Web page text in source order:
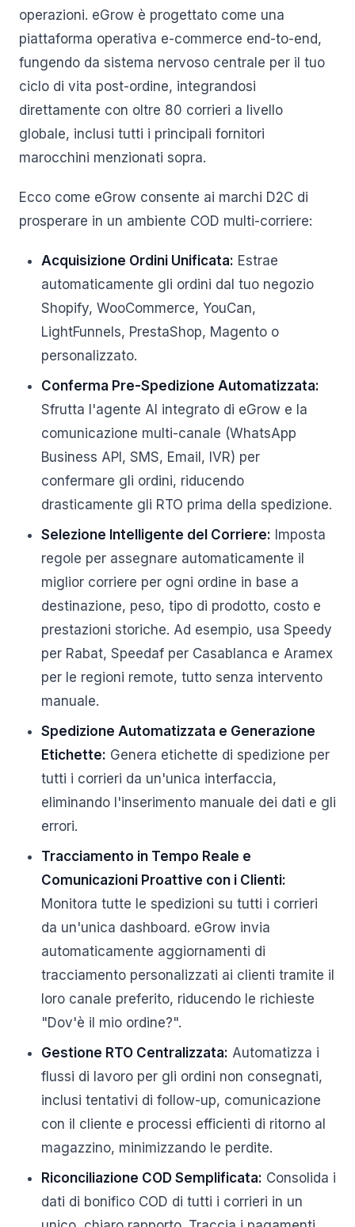
operazioni. eGrow è progettato come una
piattaforma operativa e-commerce end-to-end,
fungendo da sistema nervoso centrale per il tuo
ciclo di vita post-ordine, integrandosi
direttamente con oltre 80 corrieri a livello
globale, inclusi tutti i principali fornitori
marocchini menzionati sopra.
Ecco come eGrow consente ai marchi D2C di
prosperare in un ambiente COD multi-corriere:
Acquisizione Ordini Unificata: Estrae
automaticamente gli ordini dal tuo negozio
Shopify, WooCommerce, YouCan,
LightFunnels, PrestaShop, Magento o
personalizzato.
Conferma Pre-Spedizione Automatizzata:
Sfrutta l'agente AI integrato di eGrow e la
comunicazione multi-canale (WhatsApp
Business API, SMS, Email, IVR) per
confermare gli ordini, riducendo
drasticamente gli RTO prima della spedizione.
Selezione Intelligente del Corriere: Imposta
regole per assegnare automaticamente il
miglior corriere per ogni ordine in base a
destinazione, peso, tipo di prodotto, costo e
prestazioni storiche. Ad esempio, usa Speedy
per Rabat, Speedaf per Casablanca e Aramex
per le regioni remote, tutto senza intervento
manuale.
Spedizione Automatizzata e Generazione
Etichette: Genera etichette di spedizione per
tutti i corrieri da un'unica interfaccia,
eliminando l'inserimento manuale dei dati e gli
errori.
Tracciamento in Tempo Reale e
Comunicazioni Proattive con i Clienti:
Monitora tutte le spedizioni su tutti i corrieri
da un'unica dashboard. eGrow invia
automaticamente aggiornamenti di
tracciamento personalizzati ai clienti tramite il
loro canale preferito, riducendo le richieste
"Dov'è il mio ordine?".
Gestione RTO Centralizzata: Automatizza i
flussi di lavoro per gli ordini non consegnati,
inclusi tentativi di follow-up, comunicazione
con il cliente e processi efficienti di ritorno al
magazzino, minimizzando le perdite.
Riconciliazione COD Semplificata: Consolida i
dati di bonifico COD di tutti i corrieri in un